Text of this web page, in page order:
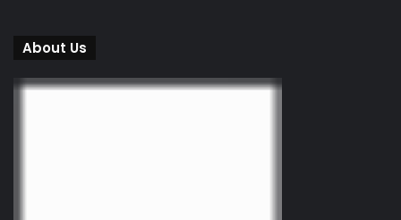
About Us